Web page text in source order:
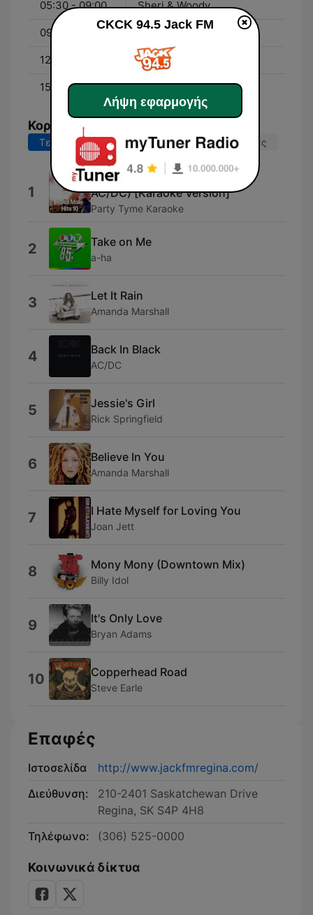
05:30 - 09:00 Sheri & Woody
09:00 - 12:00 Colleen
12:00 - 15:00 Shack
15:00 - 18:00 Derek
Κορυφαία τραγούδια
Τελευταίες 7 ημέρες Τελευταίες 30 ημέρες
1
Back In Black (Made Popular By
AC/DC) [Karaoke Version]
Party Tyme Karaoke
2 Take on Me
a-ha
3 Let It Rain
Amanda Marshall
4 Back In Black
AC/DC
5 Jessie's Girl
Rick Springfield
6 Believe In You
Amanda Marshall
7 I Hate Myself for Loving You
Joan Jett
8 Mony Mony (Downtown Mix)
Billy Idol
9 It's Only Love
Bryan Adams
10 Copperhead Road
Steve Earle
Επαφές
Ιστοσελίδα
http://www.jackfmregina.com/
Διεύθυνση:
210-2401 Saskatchewan Drive
Regina, SK S4P 4H8
Τηλέφωνο:
(306) 525-0000
Κοινωνικά δίκτυα
CKCK 94.5 Jack FM
Λήψη εφαρμογής